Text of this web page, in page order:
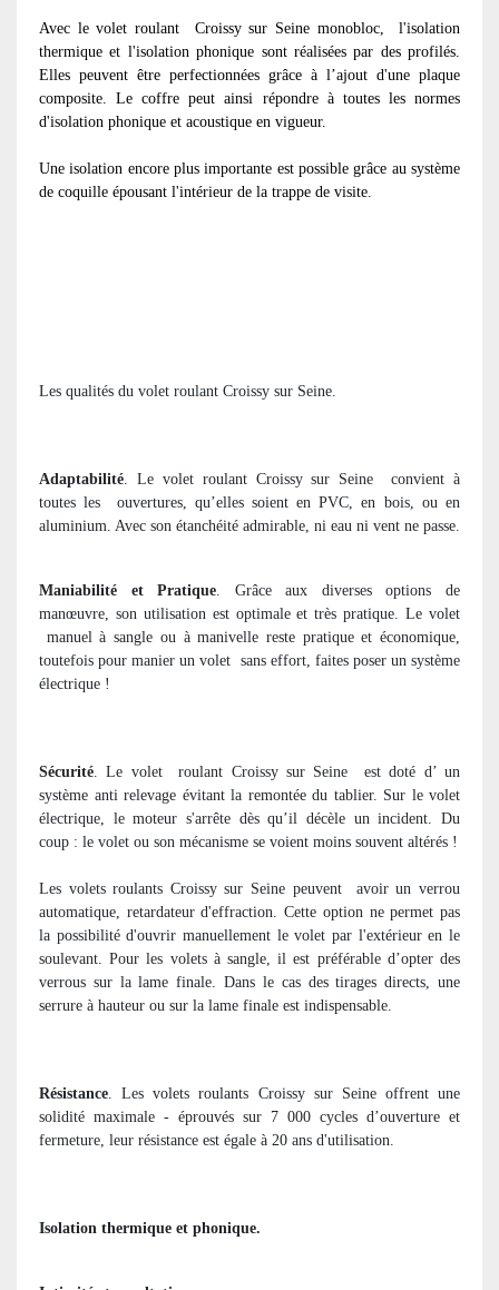
Avec le volet roulant
Croissy sur Seine monobloc, l'isolation
thermique et l'isolation phonique sont réalisées par des profilés.
Elles peuvent être perfectionnées grâce à l’ajout d'une plaque
composite. Le coffre peut ainsi répondre à toutes les normes
d'isolation phonique et acoustique en vigueur.
Une isolation encore plus importante est possible grâce au système
de coquille épousant l'intérieur de la trappe de visite.
Les qualités du volet roulant Croissy sur Seine.
Adaptabilité . Le volet roulant Croissy sur Seine
convient à
toutes les
ouvertures, qu’elles soient en PVC, en bois, ou en
aluminium. Avec son étanchéité admirable, ni eau ni vent ne passe.
Maniabilité et Pratique . Grâce aux diverses options de
manœuvre, son utilisation est optimale et très pratique. Le volet
manuel à sangle ou à manivelle reste pratique et économique,
toutefois pour manier un volet sans effort, faites poser un système
électrique !
Sécurité . Le volet roulant Croissy sur Seine
est doté d’ un
système anti relevage évitant la remontée du tablier. Sur le volet
électrique, le moteur s'arrête dès qu’il décèle un incident. Du
coup : le volet ou son mécanisme se voient moins souvent altérés !
Les volets roulants Croissy sur Seine peuvent
avoir un verrou
automatique, retardateur d'effraction. Cette option ne permet pas
la possibilité d'ouvrir manuellement le volet par l'extérieur en le
soulevant. Pour les volets à sangle, il est préférable d’opter des
verrous sur la lame finale. Dans le cas des tirages directs, une
serrure à hauteur ou sur la lame finale est indispensable.
Résistance . Les volets roulants Croissy sur Seine offrent une
solidité maximale - éprouvés sur 7 000 cycles d’ouverture et
fermeture, leur résistance est égale à 20 ans d'utilisation.
Isolation thermique et phonique.